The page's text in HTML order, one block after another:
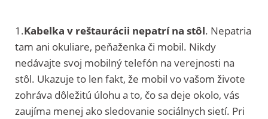
1.Kabelka v reštaurácii nepatrí na stôl. Nepatria
tam ani okuliare, peňaženka či mobil. Nikdy
nedávajte svoj mobilný telefón na verejnosti na
stôl. Ukazuje to len fakt, že mobil vo vašom živote
zohráva dôležitú úlohu a to, čo sa deje okolo, vás
zaujíma menej ako sledovanie sociálnych sietí. Pri